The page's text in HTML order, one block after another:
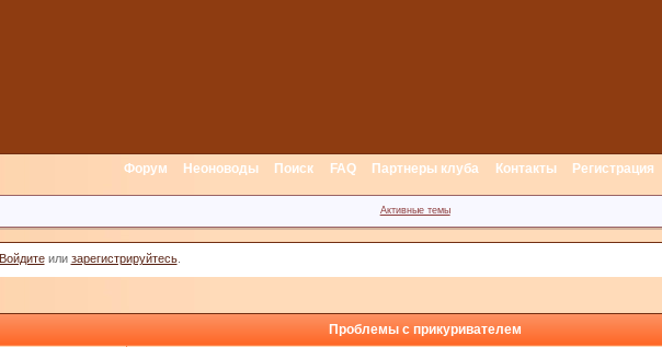
Форум Неоноводы Поиск FAQ Партнеры клуба Контакты Регистрация
Активные темы
Войдитеили зарегистрируйтесь.
Проблемы с прикуривателем